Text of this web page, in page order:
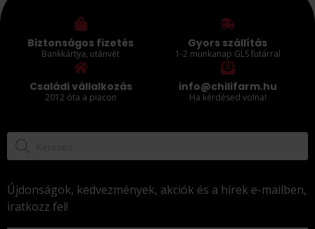
Biztonságos fizetés
Bankkártya, utánvét
Gyors szállítás
1-2 munkanap GLS futárral
Családi vállalkozás
2012 óta a piacon
info@chilifarm.hu
Ha kérdésed volna!
Újdonságok, kedvezmények, akciók és a hírek e-mailben,
iratkozz fel!